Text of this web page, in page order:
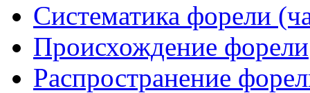
Систематика форели
Происхождение форели
Распространение